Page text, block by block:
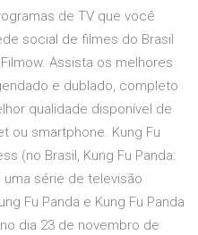
de TV que você
social de filmes do Brasil
Assista os melhores
e dublado, completo
qualidade disponível de
ou smartphone. Kung Fu
(no Brasil, Kung Fu Panda:
uma série de televisão
Fu Panda e Kung Fu Panda
dia 23 de novembro de